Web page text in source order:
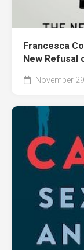
Francesca
New Refusal
November